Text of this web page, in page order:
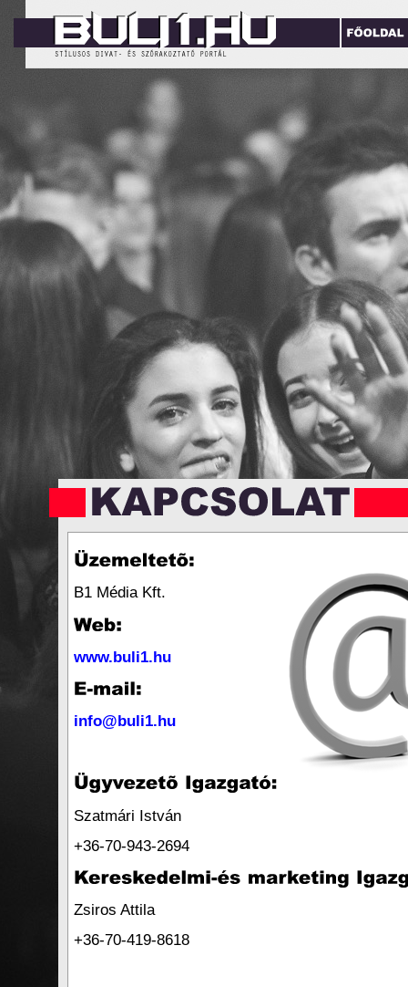
B1 Média Kft.
www.buli1.hu
info@buli1.hu
Szatmári István
+36-70-943-2694
Zsiros Attila
+36-70-419-8618